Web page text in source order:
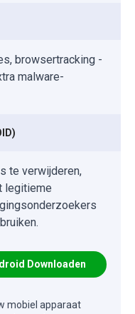
browsertracking -
malware-
te verwijderen,
legitieme
Downloaden
mobiel apparaat